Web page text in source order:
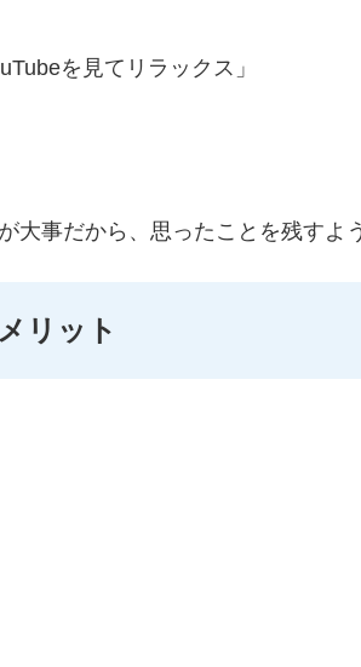
を見てリラックス」
大事だから、思ったことを残すよ
リット